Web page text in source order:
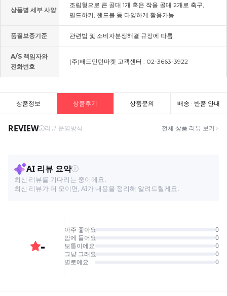
상품별 세부 사양
조립형으로 큰 골대 1개 혹은 작을 골대 2개로 축구,
필드하키, 핸드볼 등 다양하게 활용가능
품질보증기준 관련법 및 소비자분쟁해결 규정에 따름
A/S 책임자와
전화번호
(주)배드민턴마켓 고객센터 : 02-3663-3922
상품정보 상품후기 상품문의 배송 · 반품 안내